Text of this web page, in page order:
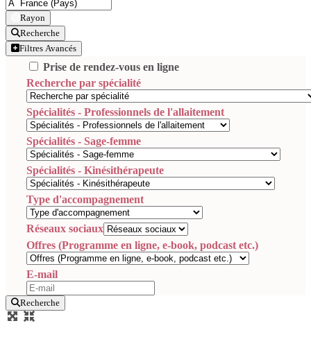
Rayon
Recherche
Filtres Avancés
Prise de rendez-vous en ligne
Recherche par spécialité
Spécialités - Professionnels de l'allaitement
Spécialités - Sage-femme
Spécialités - Kinésithérapeute
Type d'accompagnement
Réseaux sociaux
Offres (Programme en ligne, e-book, podcast etc.)
E-mail
Recherche